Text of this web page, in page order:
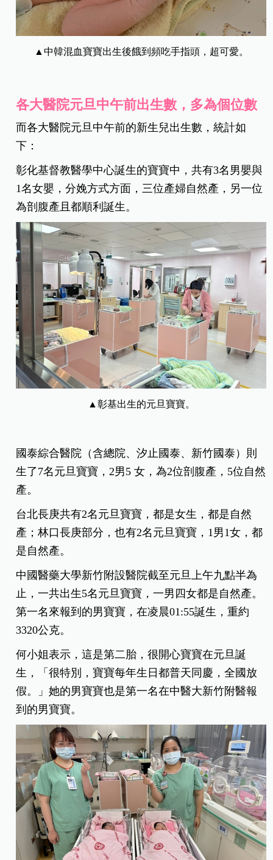
▲中韓混血寶寶出生後餓到頻吃手指頭，超可愛。
各大醫院元旦中午前出生數，多為個位數
而各大醫院元旦中午前的新生兒出生數，統計如
下：
彰化基督教醫學中心誕生的寶寶中，共有3名男嬰與
1名女嬰，分娩方式方面，三位產婦自然產，另一位
為剖腹產且都順利誕生。
▲彰基出生的元旦寶寶。
國泰綜合醫院（含總院、汐止國泰、新竹國泰）則
生了7名元旦寶寶，2男5 女，為2位剖腹產，5位自然
產。
台北長庚共有2名元旦寶寶，都是女生，都是自然
產；林口長庚部分，也有2名元旦寶寶，1男1女，都
是自然產。
中國醫藥大學新竹附設醫院截至元旦上午九點半為
止，一共出生5名元旦寶寶，一男四女都是自然產。
第一名來報到的男寶寶，在凌晨01:55誕生，重約
3320公克。
何小姐表示，這是第二胎，很開心寶寶在元旦誕
生，「很特別，寶寶每年生日都普天同慶，全國放
假。」她的男寶寶也是第一名在中醫大新竹附醫報
到的男寶寶。